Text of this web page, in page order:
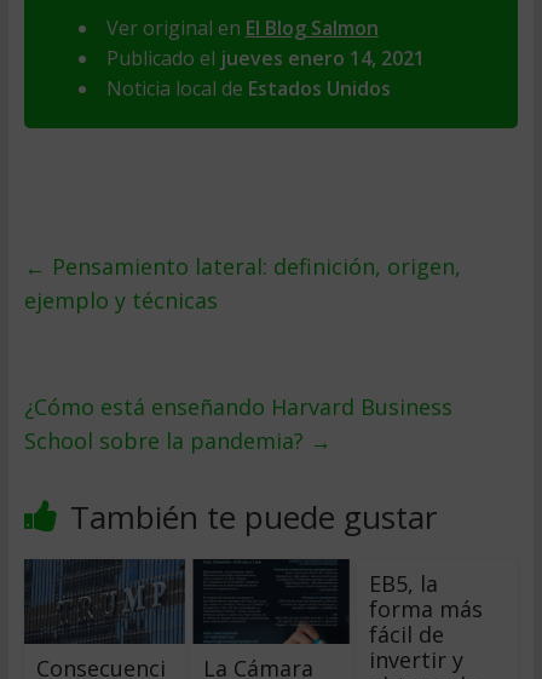
Ver original en El Blog Salmon
Publicado el jueves enero 14, 2021
Noticia local de Estados Unidos
← Pensamiento lateral: definición, origen,
ejemplo y técnicas
¿Cómo está enseñando Harvard Business
School sobre la pandemia? →
También te puede gustar
Consecuenci
La Cámara
EB5, la
forma más
fácil de
invertir y